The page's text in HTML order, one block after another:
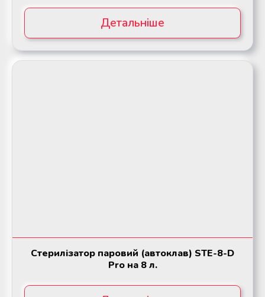
Детальніше
Стерилізатор паровий (автоклав) STE-8-D
Pro на 8 л.